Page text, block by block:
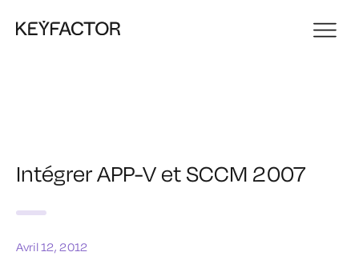
Intégrer APP-V et SCCM 2007
Avril 12, 2012